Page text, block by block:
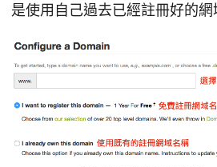
是使用自己過去已經註冊好的網